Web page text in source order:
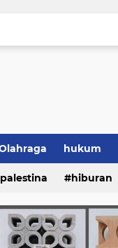
hukum
palestina hiburan